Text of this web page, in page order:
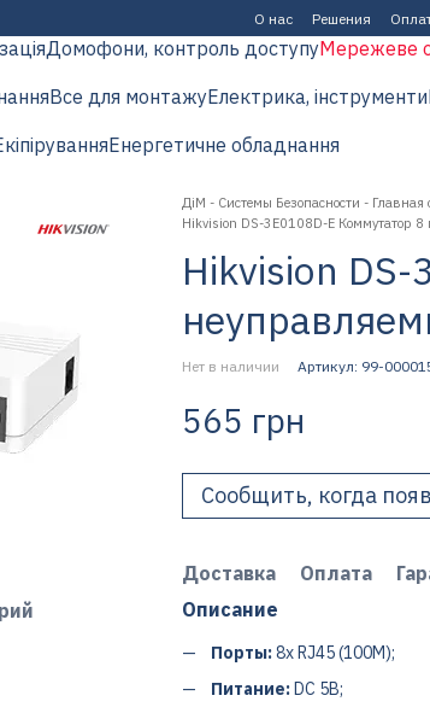
О нас Решения
Домофони, контроль доступуМережеве
Все для монтажуЕлектрика, інструменти
Енергетичне обладнання
ДіМ - Системы Безопасности - Главная
Hikvision DS-3E0108D-E Коммутатор
Hikvision
Нет в наличии Артикул: 99-
565 грн
Сообщить, когда
Доставка Оплата
Описание
Порты:8x RJ45 (100M);
Питание:DC 5В;